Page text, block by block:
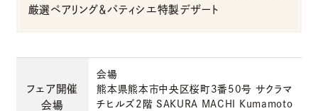
厳選ペアリング＆パティシエ特製デザート
フェア開催
会場
会場
熊本県熊本市中央区桜町3番50号 サクラマ
チヒルズ2階 SAKURA MACHI Kumamoto